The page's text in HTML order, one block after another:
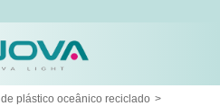
de plástico oceânico reciclado >